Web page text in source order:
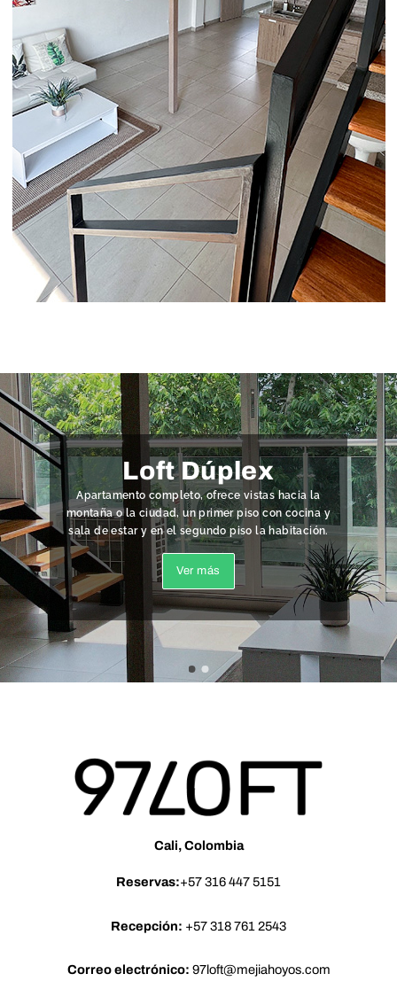
Loft Dúplex
Apartamento completo, ofrece vistas hacia la
montaña o la ciudad, un primer piso con cocina y
sala de estar y en el segundo piso la habitación.
Ver más
Cali, Colombia
Reservas:+57 316 447 5151
Recepción: +57 318 761 2543
Correo electrónico: 97loft@mejiahoyos.com